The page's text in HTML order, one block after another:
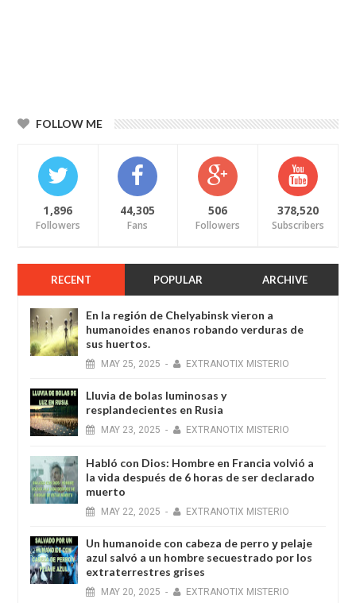
FOLLOW ME
1,896
Followers
44,305
Fans
506
Followers
378,520
Subscribers
RECENT POPULAR ARCHIVE
En la región de Chelyabinsk vieron a
humanoides enanos robando verduras de
sus huertos.
MAY 25, 2025 - EXTRANOTIX MISTERIO
Lluvia de bolas luminosas y
resplandecientes en Rusia
MAY 23, 2025 - EXTRANOTIX MISTERIO
Habló con Dios: Hombre en Francia volvió a
la vida después de 6 horas de ser declarado
muerto
MAY 22, 2025 - EXTRANOTIX MISTERIO
Un humanoide con cabeza de perro у pelaje
azul salvó a un hombre secuestrado por los
extraterrestres grises
MAY 20, 2025 - EXTRANOTIX MISTERIO